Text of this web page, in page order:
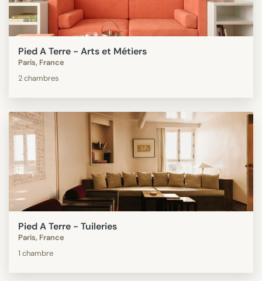
Pied A Terre - Arts et Métiers
Paris, France
2 chambres
Pied A Terre - Tuileries
Paris, France
1 chambre